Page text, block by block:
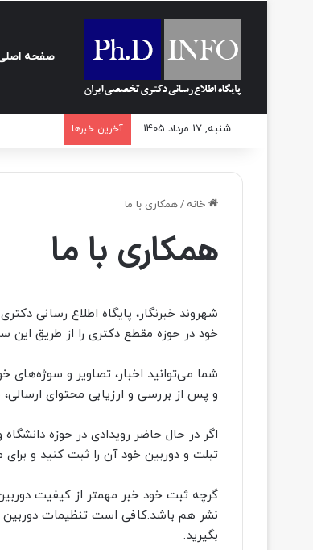
صفحه
شنبه, 17 مرداد 1405 آخرین خبرها
خانه /همکاری با ما
همکاری با ما
شهروند خبرنگار، پایگاه اطلاع رسانی
خود در حوزه مقطع دکتری را از طریق این
شما می‌توانید اخبار، تصاویر و سوژه‌های
و پس از بررسی و ارزیابی محتوای
اگر در حال حاضر رویدادی در حوزه
تبلت و دوربین خود آن را ثبت کنید و برای
گرچه ثبت خود خبر مهمتر از کیفیت
نشر هم باشد.کافی است تنظیمات دوربین
بگیرید.